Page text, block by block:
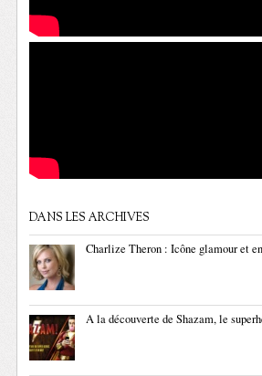
DANS LES ARCHIVES
Charlize Theron : Icône glamour et
A la découverte de Shazam, le